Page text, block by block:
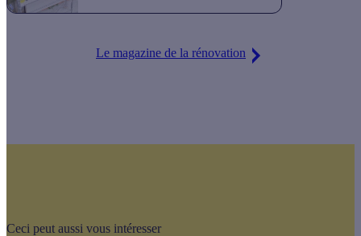
Le magazine de la rénovation
Ceci peut aussi vous intéresser